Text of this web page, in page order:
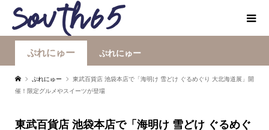
ぷれにゅー ぷれにゅー
ぷれにゅー
東武百貨店 池袋本店で「海明け 雪どけ ぐるめぐり 大北海道展」開
催！限定グルメやスイーツが登場
東武百貨店 池袋本店で「海明け 雪どけ ぐるめぐ